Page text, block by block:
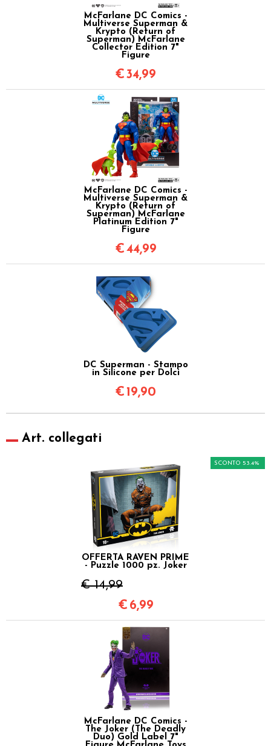
McFarlane DC Comics -
Multiverse Superman &
Krypto (Return of
Superman) McFarlane
Collector Edition 7"
Figure
€34,99
McFarlane DC Comics -
Multiverse Superman &
Krypto (Return of
Superman) McFarlane
Platinum Edition 7"
Figure
€44,99
DC Superman - Stampo
in Silicone per Dolci
€ 19,90
Art. collegati
OFFERTA RAVEN PRIME
- Puzzle 1000 pz. Joker
€ 14,99
SCONTO 53.4%
€ 6,99
McFarlane DC Comics -
The Joker (The Deadly
Duo) Gold Label 7"